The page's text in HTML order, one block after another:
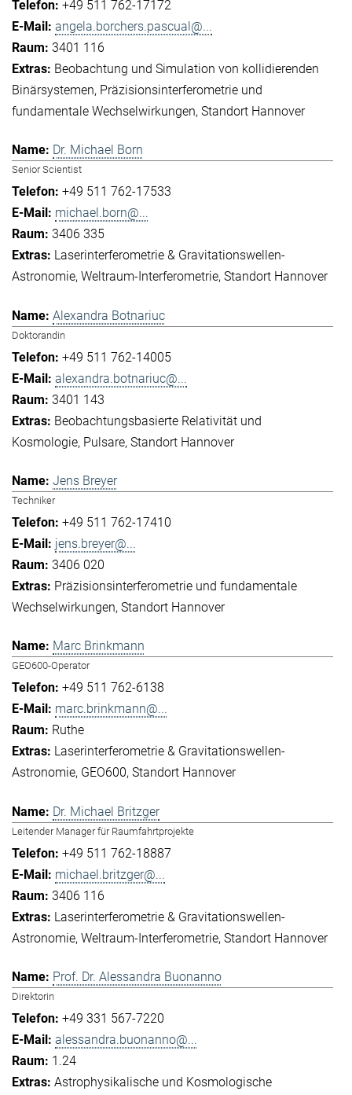
+49 511 762-17172
angela.borchers.pascual@...
3401 116
Beobachtung und Simulation von kollidierenden
Binärsystemen Präzisionsinterferometrie und
fundamentale Wechselwirkungen Standort Hannover
Dr. Michael Born
Senior Scientist
+49 511 762-17533
michael.born@...
3406 335
Laserinterferometrie & Gravitationswellen-
Astronomie Weltraum-Interferometrie Standort Hannover
Alexandra Botnariuc
Doktorandin
+49 511 762-14005
alexandra.botnariuc@...
3401 143
Beobachtungsbasierte Relativität und
Kosmologie Pulsare Standort Hannover
Jens Breyer
Techniker
+49 511 762-17410
jens.breyer@...
3406 020
Präzisionsinterferometrie und fundamentale
Wechselwirkungen Standort Hannover
Marc Brinkmann
GEO600-Operator
+49 511 762-6138
marc.brinkmann@...
Ruthe
Laserinterferometrie & Gravitationswellen-
Astronomie GEO600 Standort Hannover
Dr. Michael Britzger
Leitender Manager für Raumfahrtprojekte
+49 511 762-18887
michael.britzger@...
3406 116
Laserinterferometrie & Gravitationswellen-
Astronomie Weltraum-Interferometrie Standort Hannover
Prof. Dr. Alessandra Buonanno
Direktorin
+49 331 567-7220
alessandra.buonanno@...
1.24
Astrophysikalische und Kosmologische